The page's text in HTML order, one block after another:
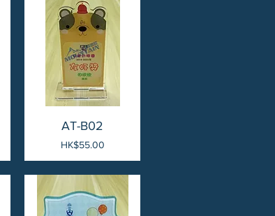
AT-B02
價格
HK$55.00